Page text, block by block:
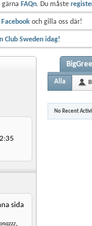
FAQn. Du måste
Facebook och gilla oss där!
Club Sweden idag!
sida
,
Alla
No Recent